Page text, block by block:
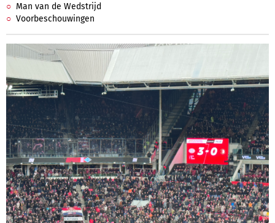
Man van de Wedstrijd
Voorbeschouwingen